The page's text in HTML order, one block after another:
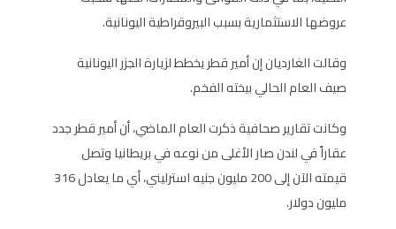
عروضها الاستثمارية بسبب البيروقراطية اليونانية.
وقالت الغارديان إن أمير قطر يخطط لزيارة الجزر اليونانية
صيف العام الحالي بيخته الفخم.
وكانت تقارير صحافية ذكرت العام الماضي، أن أمير قطر جدد
عقاراً في لندن صار الأغلى من نوعه في بريطانيا وتصل
قيمته الآن إلى 200 مليون جنيه استرليني، أي ما يعادل 316
مليون دولار.